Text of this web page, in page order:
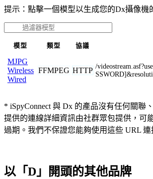
提示：點擊一個模型以生成您的Dx攝像機
模型 類型 協議
MJPG
Wireless
Wired
FFMPEG HTTP /
* iSpyConnect 與 Dx 的產品沒有任何關聯
提供的連線詳細資訊由社群眾包提供，可
過期。我們不保證您能夠使用這些 URL 連
以「D」開頭的其他品牌